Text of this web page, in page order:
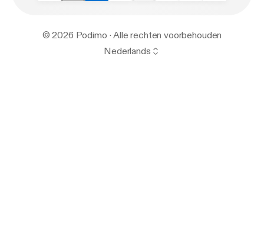
© 2026 Podimo · Alle rechten voorbehouden
Nederlands